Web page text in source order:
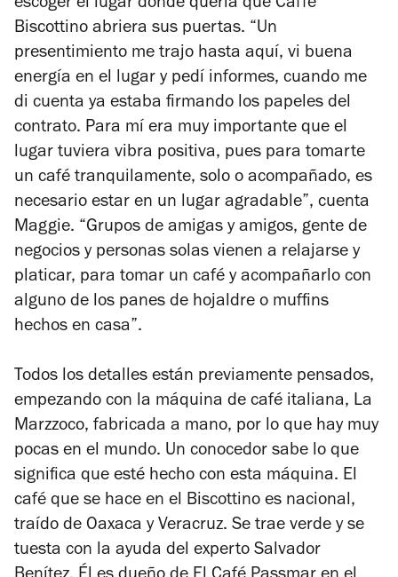
escoger el lugar donde quería que Caffé
Biscottino abriera sus puertas. “Un
presentimiento me trajo hasta aquí, vi buena
energía en el lugar y pedí informes, cuando me
di cuenta ya estaba firmando los papeles del
contrato. Para mí era muy importante que el
lugar tuviera vibra positiva, pues para tomarte
un café tranquilamente, solo o acompañado, es
necesario estar en un lugar agradable”, cuenta
Maggie. “Grupos de amigas y amigos, gente de
negocios y personas solas vienen a relajarse y
platicar, para tomar un café y acompañarlo con
alguno de los panes de hojaldre o muffins
hechos en casa”.
Todos los detalles están previamente pensados,
empezando con la máquina de café italiana, La
Marzzoco, fabricada a mano, por lo que hay muy
pocas en el mundo. Un conocedor sabe lo que
significa que esté hecho con esta máquina. El
café que se hace en el Biscottino es nacional,
traído de Oaxaca y Veracruz. Se trae verde y se
tuesta con la ayuda del experto Salvador